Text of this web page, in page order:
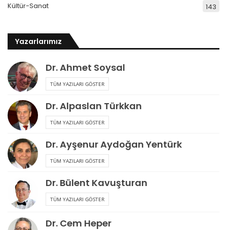
Kültür-Sanat 143
Yazarlarımız
Dr. Ahmet Soysal
TÜM YAZILARI GÖSTER
Dr. Alpaslan Türkkan
TÜM YAZILARI GÖSTER
Dr. Ayşenur Aydoğan Yentürk
TÜM YAZILARI GÖSTER
Dr. Bülent Kavuşturan
TÜM YAZILARI GÖSTER
Dr. Cem Heper